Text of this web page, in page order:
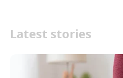
Latest stories